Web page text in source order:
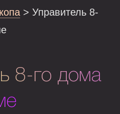
> Управитель 8-
8-го дома